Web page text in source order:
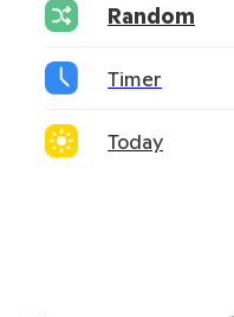
Random
Timer
Today